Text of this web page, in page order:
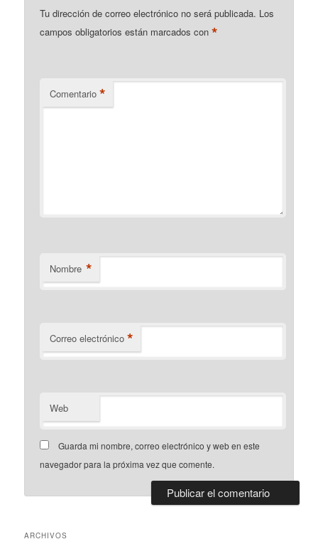
Tu dirección de correo electrónico no será publicada. Los
campos obligatorios están marcados con*
Comentario *
Nombre *
Correo electrónico *
Web
Guarda mi nombre, correo electrónico y web en este
navegador para la próxima vez que comente.
ARCHIVOS